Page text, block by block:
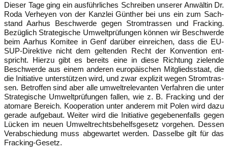
Die­ser Tage ging ein aus­führ­li­ches Schrei­ben unse­rer Anwäl­tin Dr.
Roda Ver­he­yen von der Kanz­lei Gün­ther bei uns ein zum Sach­
stand Aar­hus Beschwer­de gegen Strom­tras­sen und Frack­ing.
Bezüg­lich Stra­te­gi­sche Umwelt­prü­fun­gen kön­nen wir Beschwer­de
beim Aar­hus Komi­tee in Genf dar­über ein­rei­chen, dass die EU-
SUP-Direk­ti­ve nicht dem gel­ten­den Recht der Kon­ven­ti­on ent­
spricht. Hier­zu gibt es bereits eine in die­se Rich­tung zie­len­de
Beschwer­de aus einem ande­ren euro­päi­schen Mit­glieds­staat, die
die Initia­ti­ve unter­stüt­zen wird, und zwar expli­zit wegen Strom­tras­
sen. Betrof­fen sind aber alle umwelt­re­le­van­ten Ver­fah­ren die unter
Stra­te­gi­sche Umwelt­prü­fun­gen fal­len, wie z. B. Frack­ing und der
ato­ma­re Bereich. Koope­ra­ti­on unter ande­rem mit Polen wird dazu
gera­de auf­ge­baut. Wei­ter wird die Initia­ti­ve gege­be­nen­falls gegen
Lücken im neu­en Umwelt­rechts­be­helfs­ge­setz vor­ge­hen. Des­sen
Ver­ab­schie­dung muss abge­war­tet wer­den. Das­sel­be gilt für das
Fracking-Gesetz.